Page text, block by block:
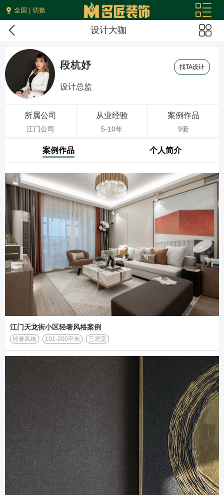
全国 | 切换
设计大咖
段杭妤
设计总监
找TA设计
所属公司
江门公司
从业经验
5-10年
案例作品
9套
案例作品 个人简介
江门天龙街小区轻奢风格案例
轻奢风格 101-200平米 三居室